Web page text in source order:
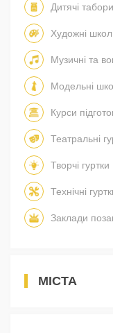
Дитячі табори
Художні
Музичні та
Модельні
Курси
Театральні
Творчі гуртки
Технічні
Заклади
МІСТА